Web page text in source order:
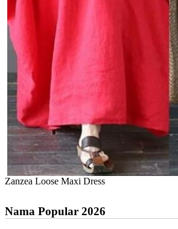
Zanzea Loose Maxi Dress
Nama Popular 2026